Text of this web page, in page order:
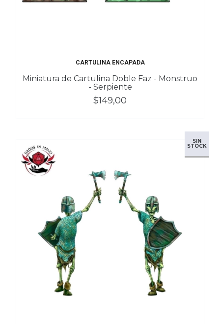
CARTULINA ENCAPADA
Miniatura de Cartulina Doble Faz - Monstruo
- Serpiente
$149,00
SIN
STOCK